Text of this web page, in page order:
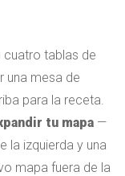
cuatro tablas de
una mesa de
para la receta.
tu mapa —
la izquierda y una
mapa fuera de la